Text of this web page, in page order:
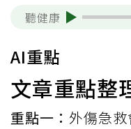
聽健康
AI重點
文章重點整
重點一： 外傷急